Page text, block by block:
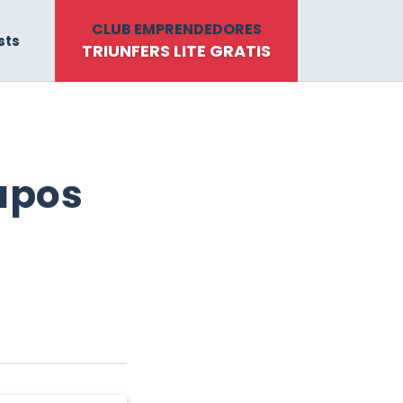
CLUB EMPRENDEDORES
TRIUNFERS LITE GRATIS